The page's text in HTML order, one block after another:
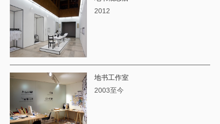
2012
地书工作室
2003至今